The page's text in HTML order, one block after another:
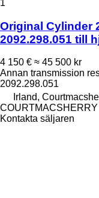
1
Original Cylinder
2092.298.051 till
4 150 € ≈ 45 500 kr
Annan transmission
2092.298.051
Irland,
Kontakta säljaren